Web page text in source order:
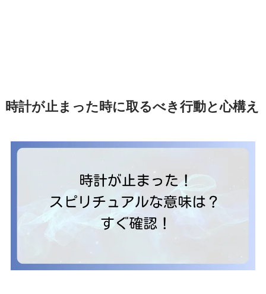
時計が止まった時に取るべき行動と心構え